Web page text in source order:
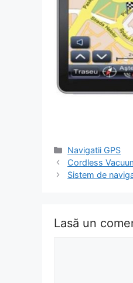
Categorii
Navigatii GPS
Navigare
în
Cordless
Sistem de
Lasă un